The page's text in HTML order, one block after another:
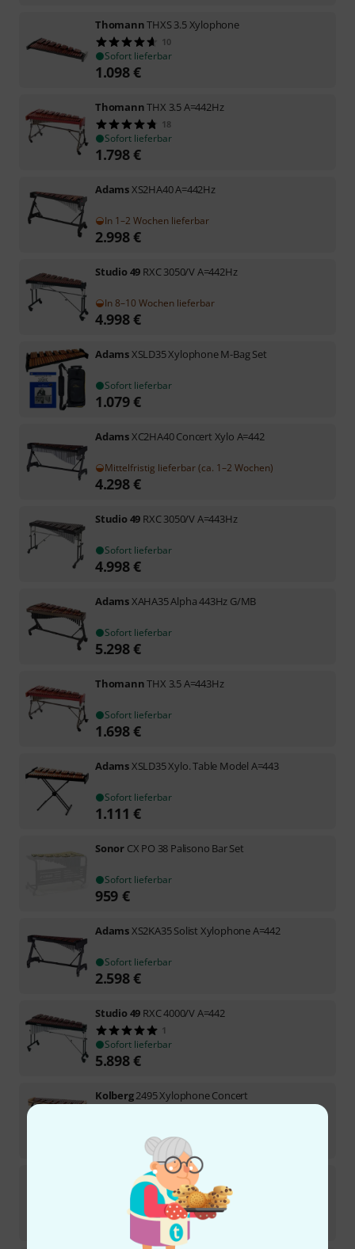
ThomannTHXS 3.5 Xylophone
10
Sofort lieferbar
1.098€
ThomannTHX 3.5 A=442Hz
18
Sofort lieferbar
1.798€
AdamsXS2HA40 A=442Hz
In 1–2 Wochen lieferbar
2.998€
Studio 49 RXC 3050/V A=442Hz
In 8–10 Wochen lieferbar
4.998€
AdamsXSLD35 Xylophone M-Bag Set
Sofort lieferbar
1.079€
AdamsXC2HA40 Concert Xylo A=442
Mittelfristig lieferbar (ca. 1–2 Wochen)
4.298€
Studio 49 RXC 3050/V A=443Hz
Sofort lieferbar
4.998€
AdamsXAHA35 Alpha 443Hz G/MB
Sofort lieferbar
5.298€
ThomannTHX 3.5 A=443Hz
Sofort lieferbar
1.698€
AdamsXSLD35 Xylo. Table Model A=443
Sofort lieferbar
1.111 €
Sonor CX PO 38 Palisono Bar Set
Sofort lieferbar
959 €
AdamsXS2KA35 Solist Xylophone A=442
Sofort lieferbar
2.598€
Studio 49 RXC 4000/V A=442
1
Sofort lieferbar
5.898€
Kolberg2495 Xylophone Concert
BergeraultXylophone XSR3 A=442Hz
Sofort lieferbar
€